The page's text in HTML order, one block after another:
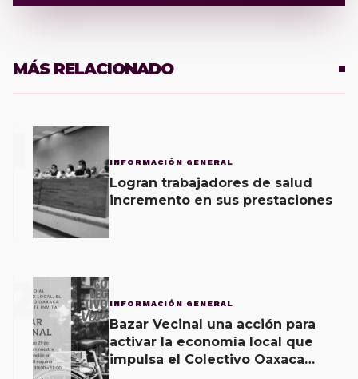
MÁS RELACIONADO
INFORMACIÓN GENERAL
Logran trabajadores de salud
incremento en sus prestaciones
2 INFORMACIÓN GENERAL
Bazar Vecinal una acción para
activar la economía local que
impulsa el Colectivo Oaxaca